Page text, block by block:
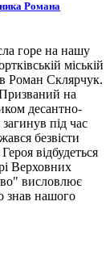
Романа
горе на нашу
міській
Роман Склярчук.
на
десантно-
під час
безвісти
відбудеться
Верховних
висловлює
знав нашого